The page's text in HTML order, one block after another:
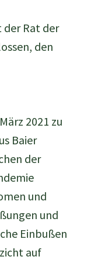
der Rat der
den
2021 zu
Baier
der
und
und
Einbußen
auf